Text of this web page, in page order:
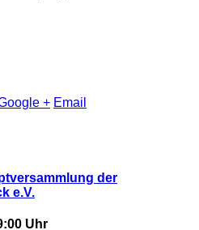
+ Email
der
e.V.
Uhr